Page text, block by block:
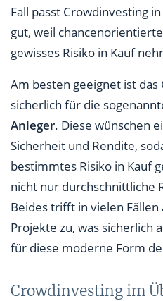
Fall passt Crowdinvesting
gut, weil
gewisses Risiko in Kauf
Am besten geeignet ist
sicherlich für die
Anleger. Diese wünschen
Sicherheit und Rendite,
bestimmtes Risiko in Kauf
nicht nur durchschnittliche
Beides trifft in vielen
Projekte zu, was sicherlich
für diese moderne Form
Crowdinvesting im